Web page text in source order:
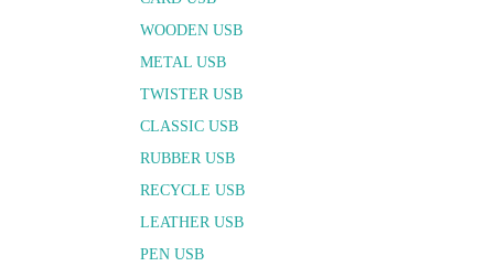
WOODEN USB
METAL USB
TWISTER USB
CLASSIC USB
RUBBER USB
RECYCLE USB
LEATHER USB
PEN USB